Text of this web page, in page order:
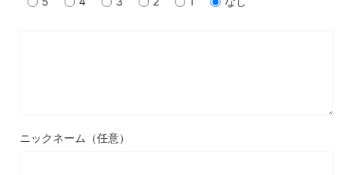
ニックネーム（任意）